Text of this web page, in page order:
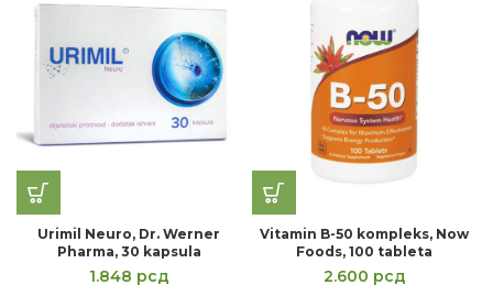
Urimil Neuro, Dr. Werner
Pharma, 30 kapsula
1.848 рсд
Vitamin B-50 kompleks, Now
Foods, 100 tableta
2.600 рсд